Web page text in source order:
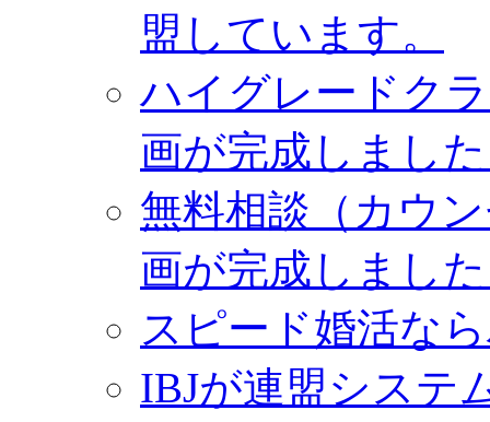
盟しています。
ハイグレードク
画が完成しまし
無料相談（カウ
画が完成しまし
スピード婚活な
IBJが連盟システ